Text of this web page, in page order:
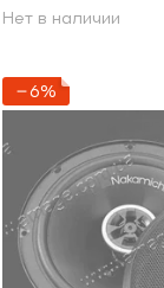
Нет в наличии
−6%